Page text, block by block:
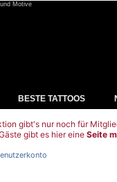
Motive
BESTE TATTOOS
gibt's nur noch für
gibt es hier eineSeite